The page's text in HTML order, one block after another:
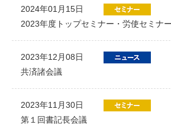
2024年01月15日
2023年度トップセミナー・労使セミナー
2023年12月08日
共済諸会議
2023年11月30日
第１回書記長会議